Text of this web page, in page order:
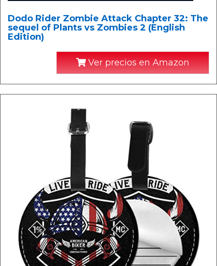
Dodo Rider Zombie Attack Chapter 32: The
sequel of Plants vs Zombies 2 (English
Edition)
Ver precios en Amazon